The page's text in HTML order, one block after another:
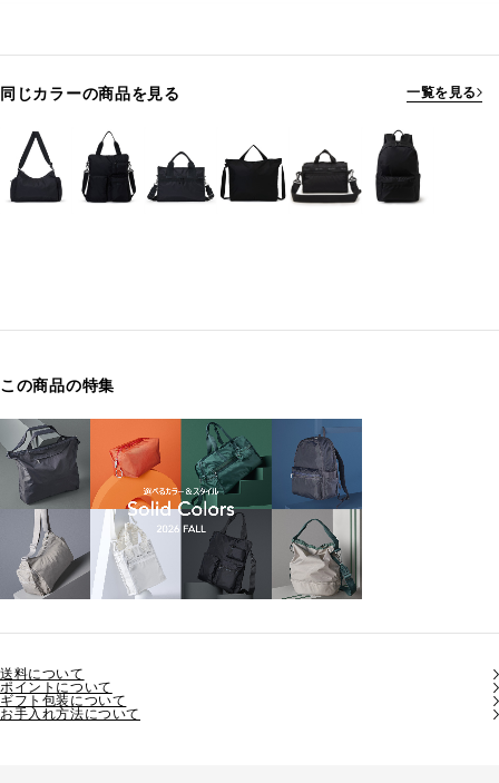
同じカラーの商品を見る 一覧を見る
この商品の特集
送料について
ポイントについて
ギフト包装について
お手入れ方法について